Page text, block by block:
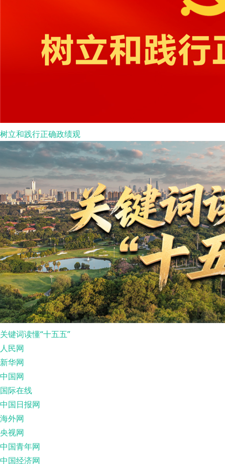
树立和践行正确政绩观
关键词读懂“十五五”
人民网
新华网
中国网
国际在线
中国日报网
海外网
央视网
中国青年网
中国经济网